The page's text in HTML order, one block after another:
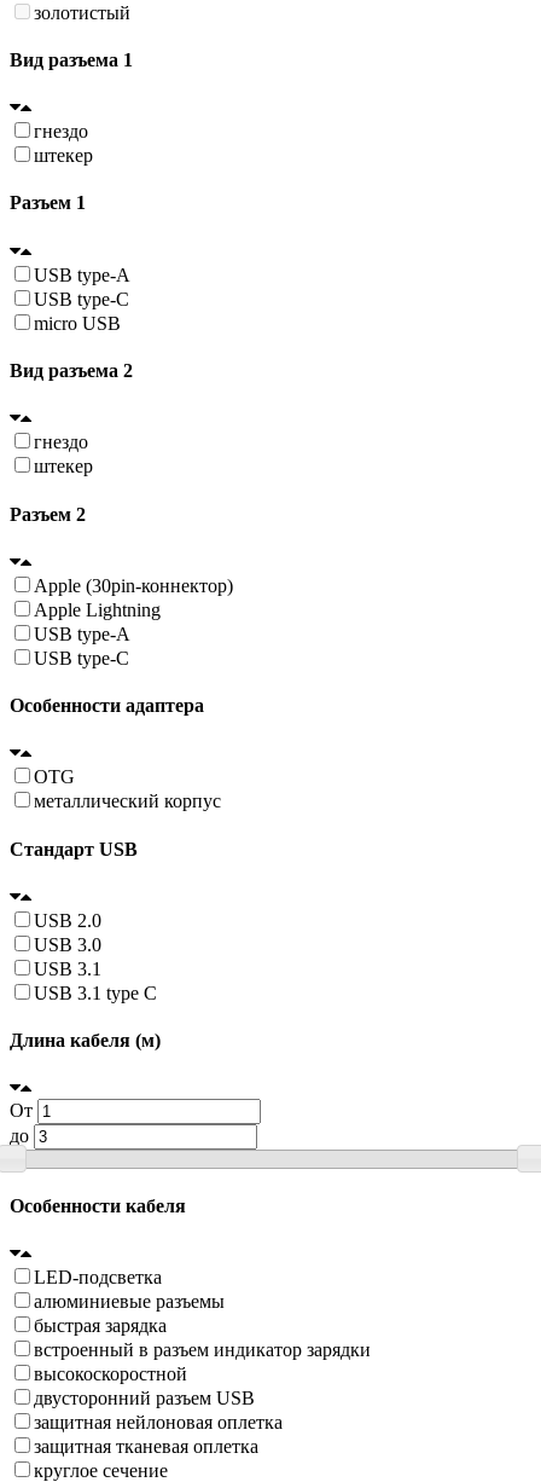
золотистый
Вид разъема 1
гнездо
штекер
Разъем 1
USB type-A
USB type-C
micro USB
Вид разъема 2
гнездо
штекер
Разъем 2
Apple (30pin-коннектор)
Apple Lightning
USB type-A
USB type-C
Особенности адаптера
OTG
металлический корпус
Стандарт USB
USB 2.0
USB 3.0
USB 3.1
USB 3.1 type C
Длина кабеля (м)
От
до
Особенности кабеля
LED-подсветка
алюминиевые разъемы
быстрая зарядка
встроенный в разъем индикатор зарядки
высокоскоростной
двусторонний разъем USB
защитная нейлоновая оплетка
защитная тканевая оплетка
круглое сечение